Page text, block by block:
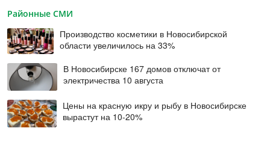
Районные СМИ
Производство косметики в Новосибирской
области увеличилось на 33%
В Новосибирске 167 домов отключат от
электричества 10 августа
Цены на красную икру и рыбу в Новосибирске
вырастут на 10-20%